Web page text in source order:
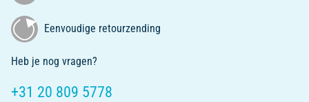
Eenvoudige retourzending
Heb je nog vragen?
+31 20 809 5778